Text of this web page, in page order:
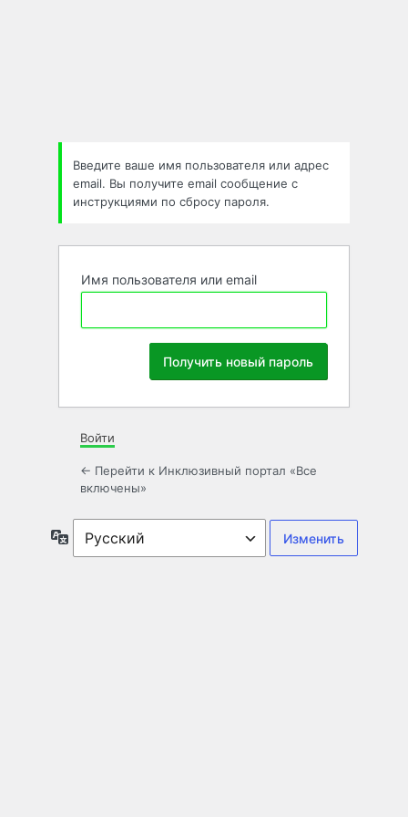
Введите ваше имя пользователя или адрес
email. Вы получите email сообщение с
инструкциями по сбросу пароля.
Имя пользователя или email
Войти
← Перейти к Инклюзивный портал «Все
включены»
Язык